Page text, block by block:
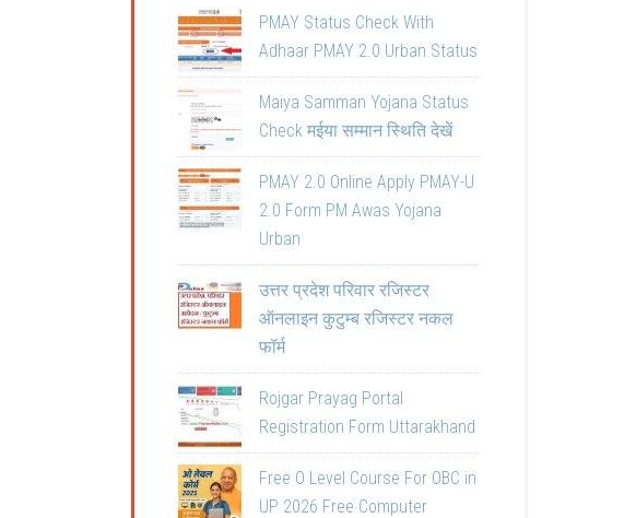
PMAY Status Check With
Adhaar PMAY 2.0 Urban Status
Maiya Samman Yojana Status
Check मईया सम्मान स्थिति देखें
PMAY 2.0 Online Apply PMAY-U
2.0 Form PM Awas Yojana
Urban
उत्तर प्रदेश परिवार रजिस्टर
ऑनलाइन कुटुम्ब रजिस्टर नकल
फॉर्म
Rojgar Prayag Portal
Registration Form Uttarakhand
Free O Level Course For OBC in
UP 2026 Free Computer